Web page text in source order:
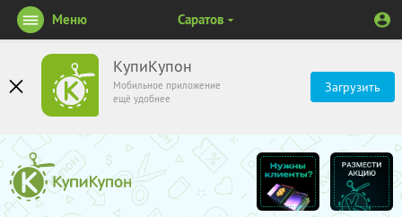
КупиКупон
Мобильное приложение
ещё удобнее
Загрузить
Меню Саратов